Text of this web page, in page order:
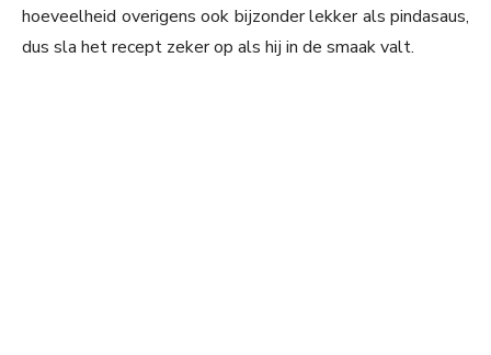
hoeveelheid overigens ook bijzonder lekker als pindasaus,
dus sla het recept zeker op als hij in de smaak valt.